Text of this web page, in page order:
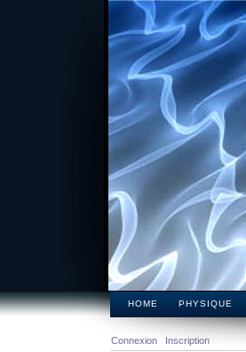
HOME PHYSIQUE
Connexion Inscription